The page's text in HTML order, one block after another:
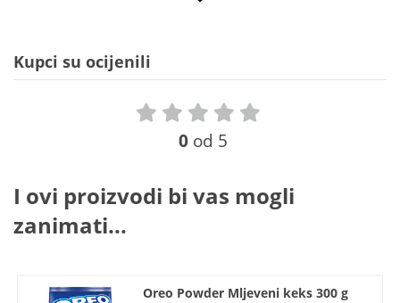
Kupci su ocijenili
0 od 5
I ovi proizvodi bi vas mogli
zanimati...
Oreo Powder Mljeveni keks 300 g